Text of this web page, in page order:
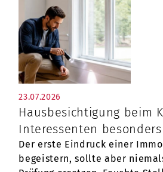
Vorname
E-Mail*
23.07.2026
Hausbesichtigung beim
Interessenten
Der erste Eindruck einer
begeistern, sollte aber